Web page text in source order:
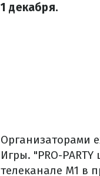
1 декабря.
Организаторами
Игры. "PRO-
телеканале M1 в